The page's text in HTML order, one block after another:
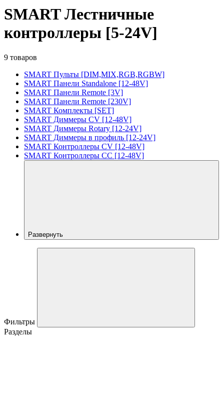
SMART Лестничные
контроллеры [5-24V]
9 товаров
SMART Пульты [DIM,MIX,RGB,RGBW]
SMART Панели Standalone [12-48V]
SMART Панели Remote [3V]
SMART Панели Remote [230V]
SMART Комплекты [SET]
SMART Диммеры CV [12-48V]
SMART Диммеры Rotary [12-24V]
SMART Диммеры в профиль [12-24V]
SMART Контроллеры CV [12-48V]
SMART Контроллеры CC [12-48V]
Развернуть
Фильтры
Разделы